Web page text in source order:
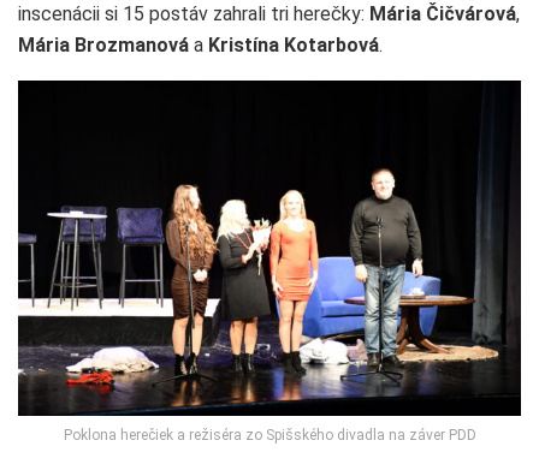
inscenácii si 15 postáv zahrali tri herečky: Mária Čičvárová,
Mária Brozmanová a Kristína Kotarbová.
Poklona herečiek a režiséra zo Spišského divadla na záver PDD